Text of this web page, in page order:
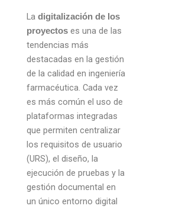
La digitalización de los
proyectoses una de las
tendencias más
destacadas en la gestión
de la calidad en ingeniería
farmacéutica. Cada vez
es más común el uso de
plataformas integradas
que permiten centralizar
los requisitos de usuario
(URS), el diseño, la
ejecución de pruebas y la
gestión documental en
un único entorno digital